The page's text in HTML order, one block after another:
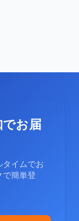
お届
タイムでお
で簡単登